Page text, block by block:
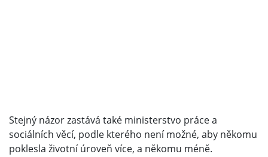
Stejný názor zastává také ministerstvo práce a
sociálních věcí, podle kterého není možné, aby někomu
poklesla životní úroveň více, a někomu méně.